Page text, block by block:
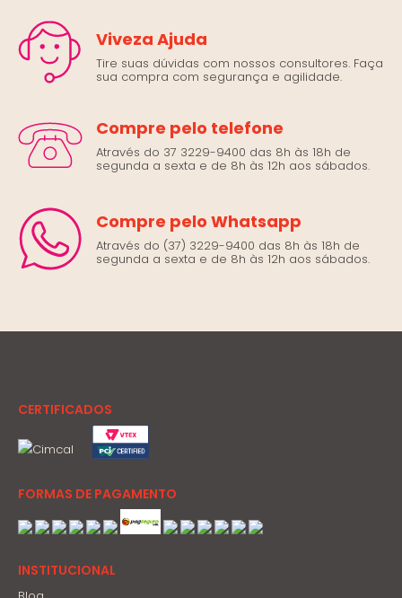
Viveza Ajuda
Tire suas dúvidas com nossos consultores. Faça
sua compra com segurança e agilidade.
Compre pelo telefone
Através do 37 3229-9400 das 8h às 18h de
segunda a sexta e de 8h às 12h aos sábados.
Compre pelo Whatsapp
Através do (37) 3229-9400 das 8h às 18h de
segunda a sexta e de 8h às 12h aos sábados.
CERTIFICADOS
FORMAS DE PAGAMENTO
INSTITUCIONAL